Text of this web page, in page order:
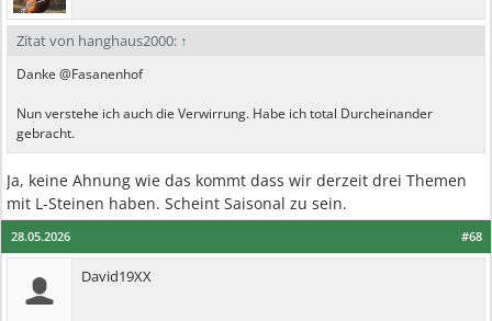
Zitat von hanghaus2000: ↑
Danke @Fasanenhof
Nun verstehe ich auch die Verwirrung. Habe ich total Durcheinander
gebracht.
Ja, keine Ahnung wie das kommt dass wir derzeit drei Themen
mit L-Steinen haben. Scheint Saisonal zu sein.
#68
28.05.2026
David19XX